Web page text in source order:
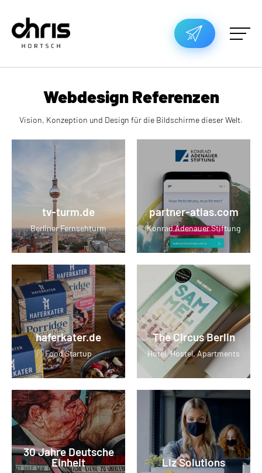
Webdesign Referenzen
Vision, Konzeption und Design für die Bildschirme dieser Welt.
tv-turm.de
Berliner Fernsehturm
partner-atlas.com
Konrad Adenauer Stiftung
haferkater.de
Food Startup
The Circus Berlin
Hotel, Hostel, Apartments
30 Jahre Deutsche
Einheit Liz Solutions